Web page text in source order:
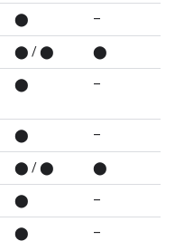
⬤ –
⬤ / ⬤ ⬤
⬤ –
⬤ –
⬤ / ⬤ ⬤
⬤ –
⬤ –